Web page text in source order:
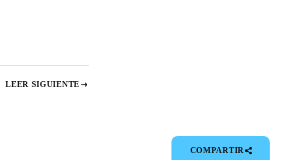
LEER SIGUIENTE
COMPARTIR